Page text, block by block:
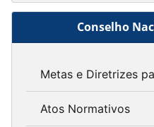
Conselho
Metas e Diretrizes
Atos Normativos